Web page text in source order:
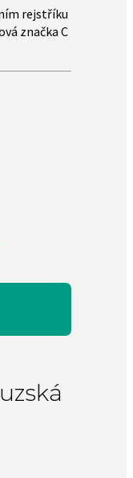
rejstříku
značka C